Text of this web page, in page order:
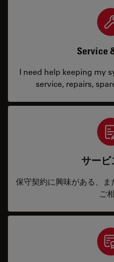
Service
I need help keeping my
service, repairs,
サービ
保守契約に興味がある、
ご